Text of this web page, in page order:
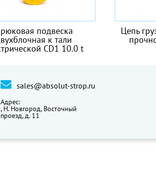
Цепь грузоподъемная (класс
прочности 10, EN 818-6)
sales@absolut-strop.ru
Адрес:
, Н. Новгород, Восточный
проезд, д. 11